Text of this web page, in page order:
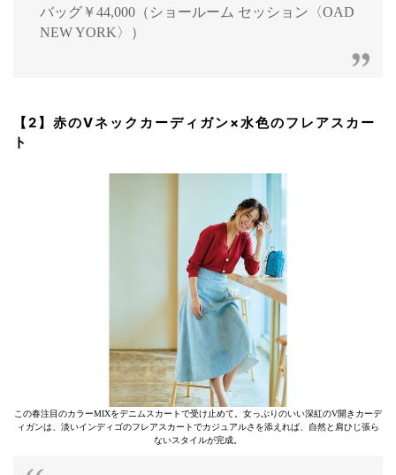
バッグ￥44,000（ショールーム セッション〈OAD
NEW YORK〉）
【2】赤のVネックカーディガン×水色のフレアスカー
ト
この春注目のカラーMIXをデニムスカートで受け止めて。女っぷりのいい深紅のV開きカーデ
ィガンは、淡いインディゴのフレアスカートでカジュアルさを添えれば、自然と肩ひじ張ら
ないスタイルが完成。